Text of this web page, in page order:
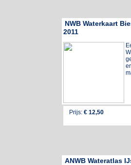
NWB Waterkaart
2011
Prijs: € 12,50
ANWB Wateratlas